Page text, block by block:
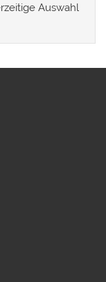
Auswahl